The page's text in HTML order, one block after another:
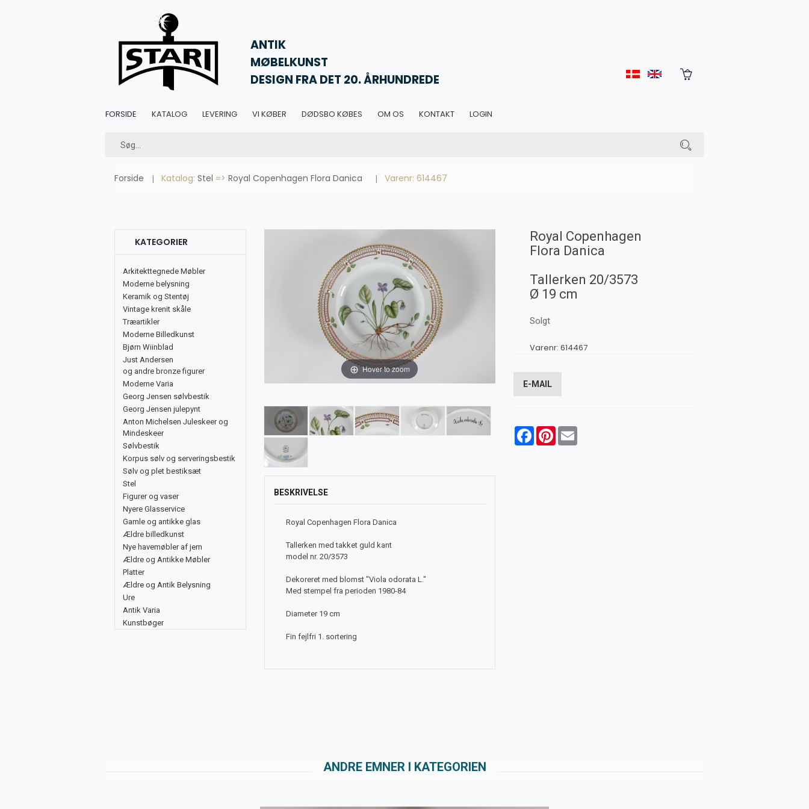
ANTIK
MØBELKUNST
DESIGN FRA DET 20. ÅRHUNDREDE
FORSIDE KATALOG LEVERING VI KØBER DØDSBO KØBES OM OS KONTAKT LOGIN
Forside Katalog: Stel => Royal Copenhagen Flora Danica Varenr: 614467
KATEGORIER
Arkitekttegnede Møbler
Moderne belysning
Keramik og Stentøj
Vintage krenit skåle
Træartikler
Moderne Billedkunst
Bjørn Wiinblad
Just Andersen
og andre bronze figurer
Moderne Varia
Georg Jensen sølvbestik
Georg Jensen julepynt
Anton Michelsen Juleskeer og
Mindeskeer
Sølvbestik
Korpus sølv og serveringsbestik
Sølv og plet bestiksæt
Stel
Figurer og vaser
Nyere Glasservice
Gamle og antikke glas
Ældre billedkunst
Nye havemøbler af jern
Ældre og Antikke Møbler
Platter
Ældre og Antik Belysning
Ure
Antik Varia
Kunstbøger
Hover to zoom
BESKRIVELSE
Royal Copenhagen Flora Danica
Tallerken med takket guld kant
model nr. 20/3573
Dekoreret med blomst "Viola odorata L."
Med stempel fra perioden 1980-84
Diameter 19 cm
Fin fejlfri 1. sortering
Royal Copenhagen
Flora Danica
Tallerken 20/3573
Ø 19 cm
Solgt
Varenr: 614467
E-MAIL
FacebookPinterestEmail
ANDRE EMNER I KATEGORIEN